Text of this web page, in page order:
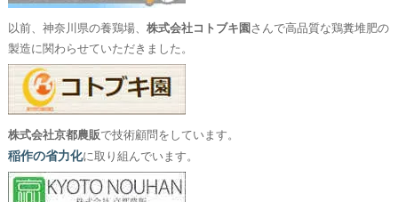
以前、神奈川県の養鶏場、 株式会社コトブキ園 さんで高品質な鶏糞堆肥の
製造に関わらせていただきました。
株式会社京都農販で技術顧問をしています。
稲作の省力化に取り組んでいます。